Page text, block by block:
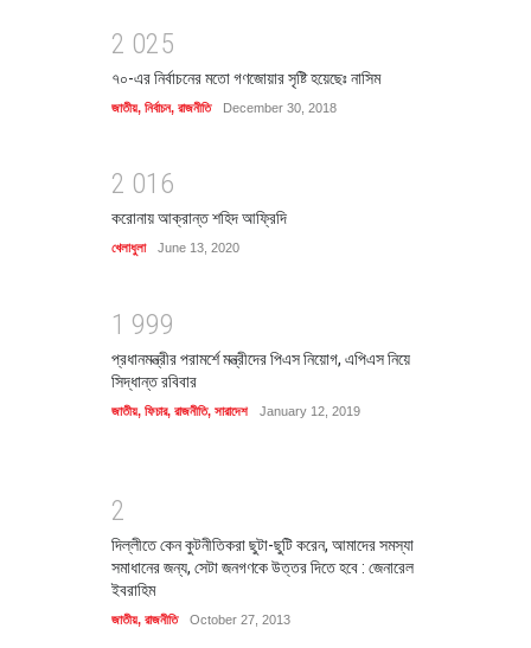
2 025
৭০-এর নির্বাচনের মতো গণজোয়ার সৃষ্টি হয়েছেঃ নাসিম
জাতীয়, নির্বাচন, রাজনীতি December 30, 2018
2 01 6
করোনায় আক্রান্ত শহিদ আফ্রিদি
খেলাধুলা June 13, 2020
1 999
প্রধানমন্ত্রীর পরামর্শে মন্ত্রীদের পিএস নিয়োগ, এপিএস নিয়ে
সিদ্ধান্ত রবিবার
জাতীয়, ফিচার, রাজনীতি, সারাদেশ January 12, 2019
2
দিল্লীতে কেন কুটনীতিকরা ছুটা-ছুটি করেন, আমাদের সমস্যা
সমাধানের জন্য, সেটা জনগণকে উত্তর দিতে হবে : জেনারেল
ইবরাহিম
জাতীয়, রাজনীতি October 27, 2013